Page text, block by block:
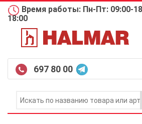
Время работы: Пн-Пт: 09:00-
18:00
697 80 00